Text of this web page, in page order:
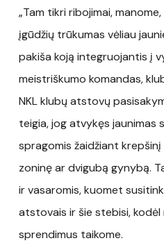
„Tam tikri ribojimai,
įgūdžių trūkumas vėliau
pakiša koją integruojantis į
meistriškumo komandas,
NKL klubų atstovų
teigia, jog atvykęs jaunimas
spragomis žaidžiant
zoninę ar dvigubą gynybą.
ir vasaromis, kuomet
atstovais ir šie stebisi,
sprendimus taikome.